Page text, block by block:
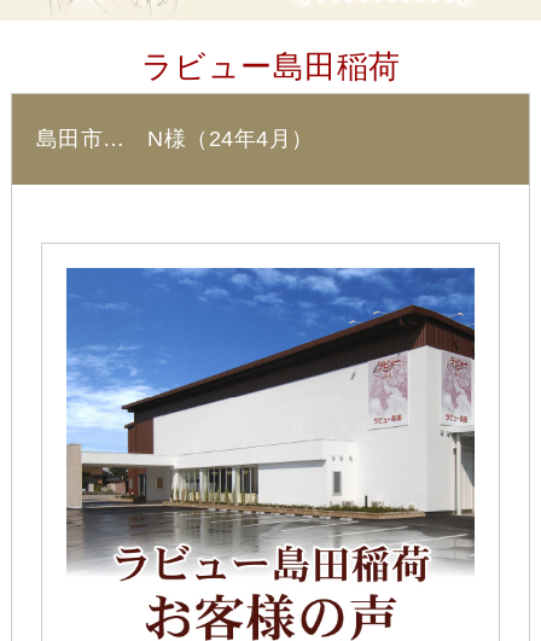
ラビュー島田稲荷
島田市… N様（24年4月）